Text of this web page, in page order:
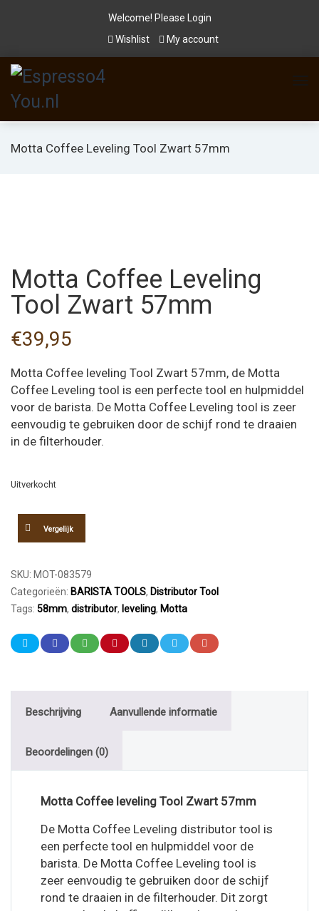
Welcome! Please
Login
Wishlist
My account
Motta Coffee Leveling Tool Zwart 57mm
Motta Coffee Leveling
Tool Zwart 57mm
€39,95
Motta Coffee leveling Tool Zwart 57mm, de Motta
Coffee Leveling tool is een perfecte tool en hulpmiddel
voor de barista. De Motta Coffee Leveling tool is zeer
eenvoudig te gebruiken door de schijf rond te draaien
in de filterhouder.
Uitverkocht
Vergelijk
SKU: MOT-083579
Categorieën: BARISTA TOOLS, Distributor Tool
Tags: 58mm, distributor, leveling, Motta
Beschrijving Aanvullende informatie
Beoordelingen (0)
Motta Coffee leveling Tool Zwart 57mm
De Motta Coffee Leveling distributor tool is
een perfecte tool en hulpmiddel voor de
barista. De Motta Coffee Leveling tool is
zeer eenvoudig te gebruiken door de schijf
rond te draaien in de filterhouder. Dit zorgt